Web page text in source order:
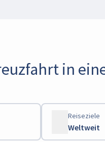
in
Reiseziele
Weltweit